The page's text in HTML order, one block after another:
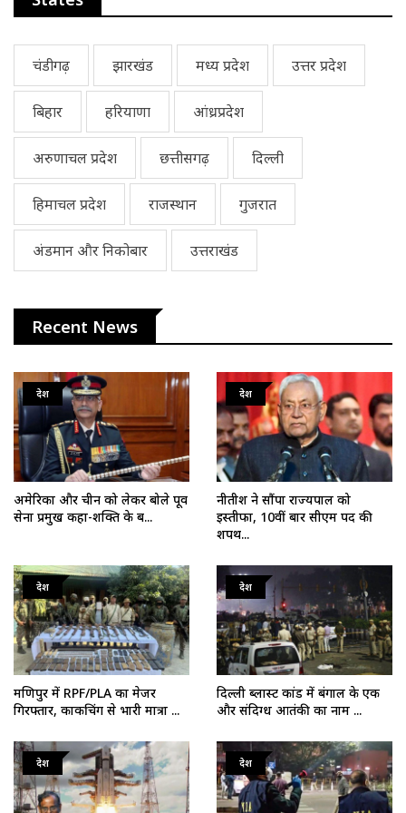
चंडीगढ़ झारखंड मध्य प्रदेश उत्तर प्रदेश
बिहार हरियाणा आंध्रप्रदेश
अरुणाचल प्रदेश छत्तीसगढ़ दिल्ली
हिमाचल प्रदेश राजस्थान गुजरात
अंडमान और निकोबार उत्तराखंड
Recent News
देश
अमेरिका और चीन को लेकर बोले पूर्व
सेना प्रमुख कहा-शक्ति के ब...
देश
नीतीश ने सौंपा राज्यपाल को
इस्तीफा, 10वीं बार सीएम पद की
शपथ...
देश
मणिपुर में RPF/PLA का मेजर
गिरफ्तार, काकचिंग से भारी मात्रा ...
देश
दिल्ली ब्लास्ट कांड में बंगाल के एक
और संदिग्ध आतंकी का नाम ...
देश देश